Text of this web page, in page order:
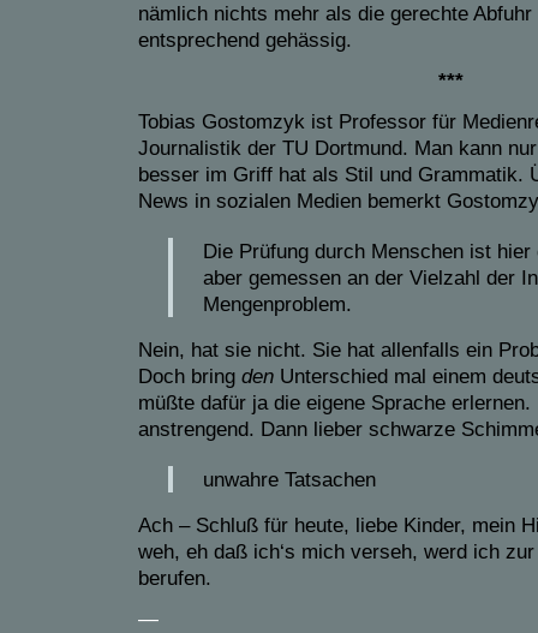
nämlich nichts mehr als die gerechte
entsprechend gehässig.
***
Tobias Gostomzyk ist Professor für
Journalistik der TU Dortmund. Man kann
besser im Griff hat als Stil und Grammatik.
News in sozialen Medien bemerkt
Die Prüfung durch Menschen ist
aber gemessen an der Vielzahl der
Mengenproblem.
Nein, hat sie nicht. Sie hat allenfalls ein
Doch bring den Unterschied mal einem
müßte dafür ja die eigene Sprache
anstrengend. Dann lieber schwarze
unwahre Tatsachen
Ach – Schluß für heute, liebe Kinder, mein
weh, eh daß ich‘s mich verseh, werd ich
berufen.
—